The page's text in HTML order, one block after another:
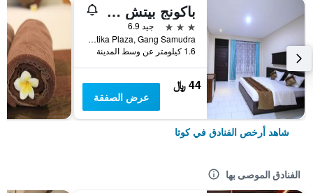
باكونج بيتش ريزورت
3 نجوم
جيد 6.9
Jalan Kartika Plaza, Gang Samudra, كوتا, إندونيسيا
1.6 كيلومتر عن وسط المدينة
44 ﷼
عرض الصفقة
شاهد أرخص الفنادق في كوتا
الفنادق الموصى بها